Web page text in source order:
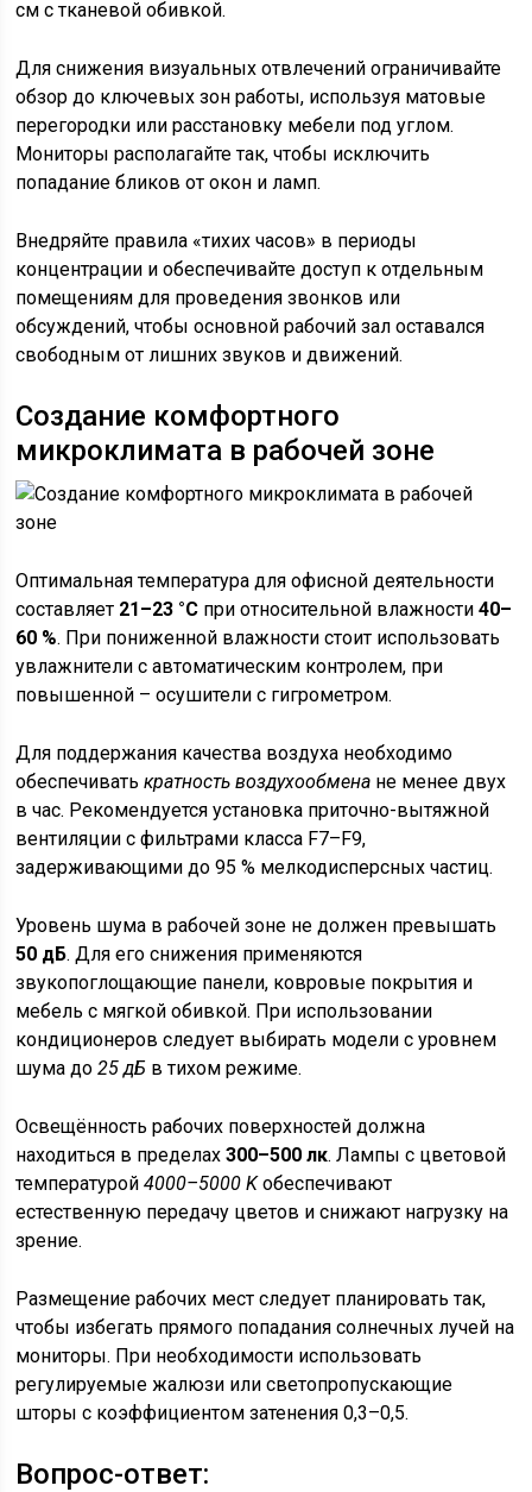
см с тканевой обивкой.
Для снижения визуальных отвлечений ограничивайте
обзор до ключевых зон работы, используя матовые
перегородки или расстановку мебели под углом.
Мониторы располагайте так, чтобы исключить
попадание бликов от окон и ламп.
Внедряйте правила «тихих часов» в периоды
концентрации и обеспечивайте доступ к отдельным
помещениям для проведения звонков или
обсуждений, чтобы основной рабочий зал оставался
свободным от лишних звуков и движений.
Создание комфортного
микроклимата в рабочей зоне
Оптимальная температура для офисной деятельности
составляет 21–23 °C при относительной влажности40–
60 %. При пониженной влажности стоит использовать
увлажнители с автоматическим контролем, при
повышенной – осушители с гигрометром.
Для поддержания качества воздуха необходимо
обеспечиватькратность воздухообмена не менее двух
в час. Рекомендуется установка приточно-вытяжной
вентиляции с фильтрами класса F7–F9,
задерживающими до 95 % мелкодисперсных частиц.
Уровень шума в рабочей зоне не должен превышать
50 дБ. Для его снижения применяются
звукопоглощающие панели, ковровые покрытия и
мебель с мягкой обивкой. При использовании
кондиционеров следует выбирать модели с уровнем
шума до25 дБ в тихом режиме.
Освещённость рабочих поверхностей должна
находиться в пределах300–500 лк. Лампы с цветовой
температурой4000–5000 Kобеспечивают
естественную передачу цветов и снижают нагрузку на
зрение.
Размещение рабочих мест следует планировать так,
чтобы избегать прямого попадания солнечных лучей на
мониторы. При необходимости использовать
регулируемые жалюзи или светопропускающие
шторы с коэффициентом затенения 0,3–0,5.
Вопрос-ответ: